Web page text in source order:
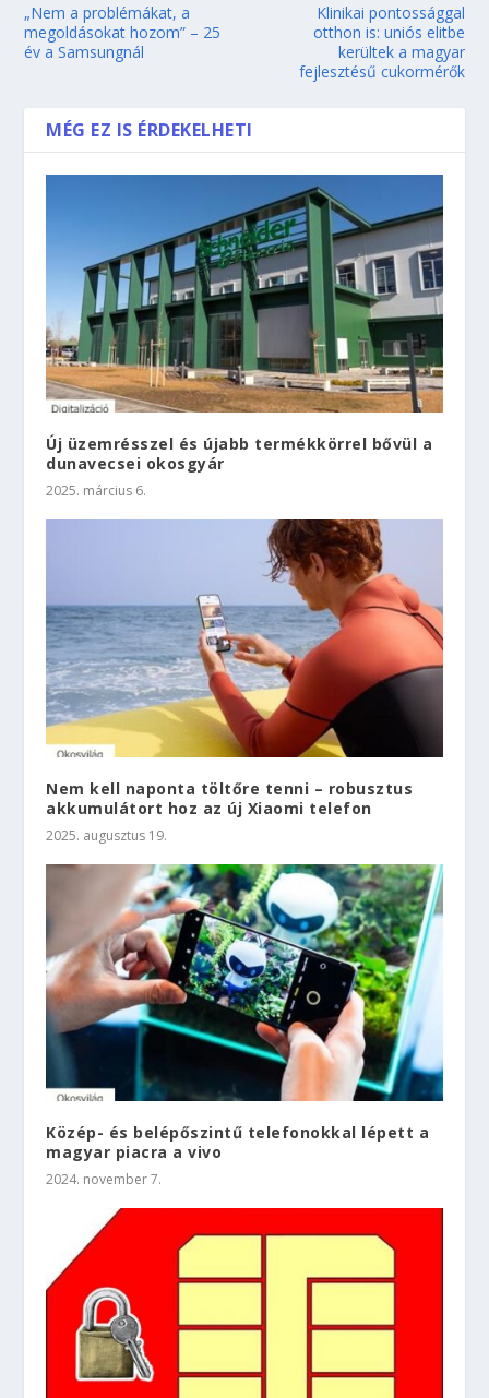
„Nem a problémákat, a
megoldásokat hozom” – 25
év a Samsungnál
Klinikai pontossággal
otthon is: uniós elitbe
kerültek a magyar
fejlesztésű cukormérők
MÉG EZ IS ÉRDEKELHETI
Új üzemrésszel és újabb termékkörrel bővül a
dunavecsei okosgyár
2025. március 6.
Nem kell naponta töltőre tenni – robusztus
akkumulátort hoz az új Xiaomi telefon
2025. augusztus 19.
Közép- és belépőszintű telefonokkal lépett a
magyar piacra a vivo
2024. november 7.